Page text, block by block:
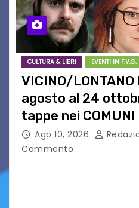
CULTURA & LIBRI EVENTI IN F.V.G.
VICINO/LONTANO
agosto al 24
tappe nei COMUNI
DEL FVG
Ago 10, 2026
Commento